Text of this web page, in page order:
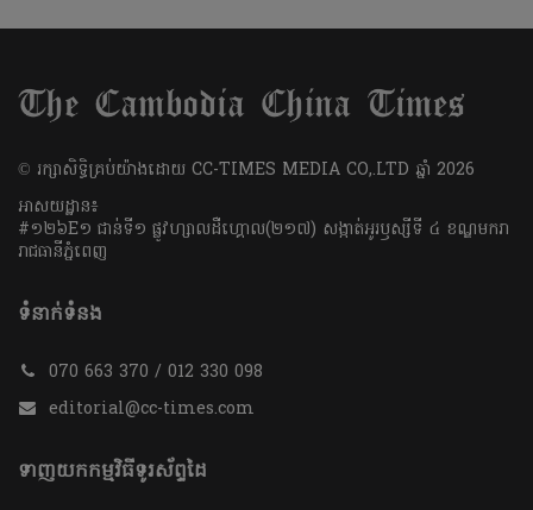
​© រក្សា​សិទ្ធិ​គ្រប់​យ៉ាង​ដោយ​ CC-TIMES MEDIA CO,.LTD ឆ្នាំ​ 2026
អាសយដ្ឋាន៖
#១២៦E១ ជាន់ទី១ ផ្លូវហ្សាលដឺហ្គោល(២១៧) សង្កាត់អូរឫស្សីទី ៤ ខណ្ឌមករា
រាជធានីភ្នំពេញ
ទំនាក់ទំនង
070 663 370 / 012 330 098
editorial@cc-times.com
ទាញយកកម្មវិធីទូរស័ព្ទដៃ